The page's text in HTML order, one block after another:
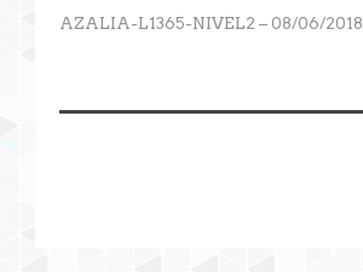
AZALIA-L1365-NIVEL2 – 08/06/2018